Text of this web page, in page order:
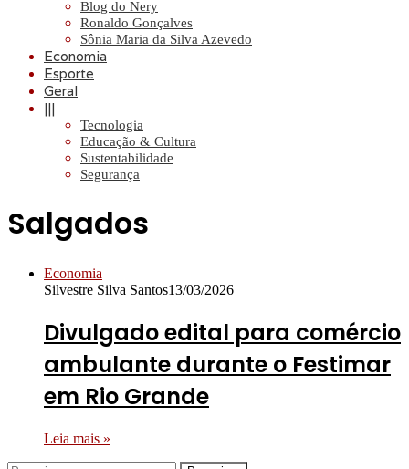
Blog do Nery
Ronaldo Gonçalves
Sônia Maria da Silva Azevedo
Economia
Esporte
Geral
|||
Tecnologia
Educação & Cultura
Sustentabilidade
Segurança
Salgados
Economia
Silvestre Silva Santos13/03/2026
Divulgado edital para comércio
ambulante durante o Festimar
em Rio Grande
Leia mais »